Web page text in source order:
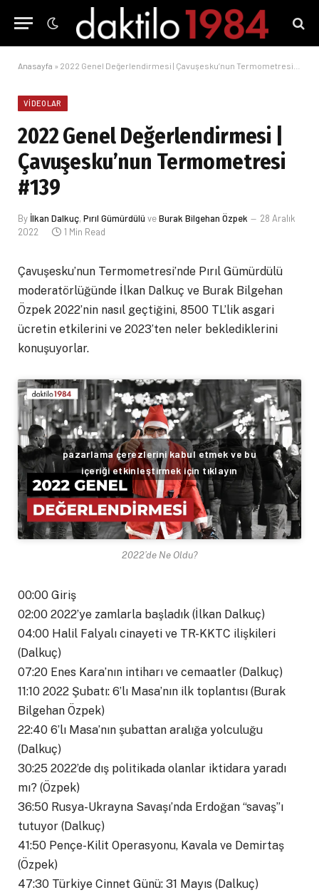
Anasayfa » 2022 Genel Değerlendirmesi | Çavuşesku’nun Termometresi #139
VIDEOLAR
2022 Genel Değerlendirmesi |
Çavuşesku’nun Termometresi
#139
By İlkan Dalkuç, Pırıl Gümürdülü veBurak Bilgehan Özpek
28 Aralık
2022
1 Min Read
Çavuşesku’nun Termometresi’nde Pırıl Gümürdülü
moderatörlüğünde İlkan Dalkuç ve Burak Bilgehan
Özpek 2022’nin nasıl geçtiğini, 8500 TL’lik asgari
ücretin etkilerini ve 2023’ten neler beklediklerini
konuşuyorlar.
pazarlama çerezlerini kabul etmek ve bu
içeriği etkinleştirmek için tıklayın
2022’de Ne Oldu?
00:00 Giriş
02:00 2022’ye zamlarla başladık (İlkan Dalkuç)
04:00 Halil Falyalı cinayeti ve TR-KKTC ilişkileri
(Dalkuç)
07:20 Enes Kara’nın intiharı ve cemaatler (Dalkuç)
11:10 2022 Şubatı: 6’lı Masa’nın ilk toplantısı (Burak
Bilgehan Özpek)
22:40 6’lı Masa’nın şubattan aralığa yolculuğu
(Dalkuç)
30:25 2022’de dış politikada olanlar iktidara yaradı
mı? (Özpek)
36:50 Rusya-Ukrayna Savaşı’nda Erdoğan “savaş”ı
tutuyor (Dalkuç)
41:50 Pençe-Kilit Operasyonu, Kavala ve Demirtaş
(Özpek)
47:30 Türkiye Cinnet Günü: 31 Mayıs (Dalkuç)